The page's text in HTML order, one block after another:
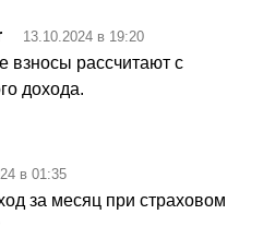
13.10.2024 в 19:20
взносы рассчитают с
дохода.
в 01:35
за месяц при страховом